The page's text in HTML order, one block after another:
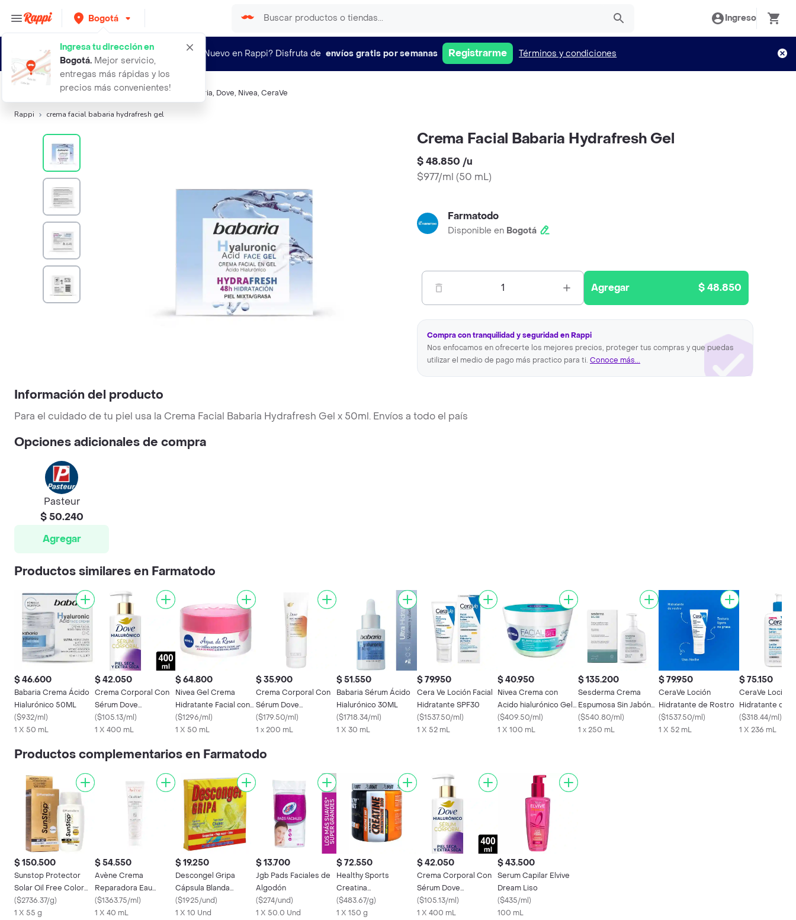
Bogotá
Ingresa tu dirección en
Bogotá. Mejor servicio,
entregas más rápidas y los
precios más convenientes!
Ingreso
¿Nuevo en Rappi? Disfruta de envíos gratis por semanas Registrarme Términos y condiciones
Búsquedas relacionadas:Humectantes faciales Babaria, Dove, Nivea, CeraVe
Rappi crema facial babaria hydrafresh gel
Crema Facial Babaria Hydrafresh Gel
$ 48.850 /u
$977/ml (50 mL)
Farmatodo
Disponible en Bogotá
1 Agregar $ 48.850
Compra con tranquilidad y seguridad en Rappi
Nos enfocamos en ofrecerte los mejores precios, proteger tus compras y que puedas
utilizar el medio de pago más practico para ti. Conoce más...
Información del producto
Para el cuidado de tu piel usa la Crema Facial Babaria Hydrafresh Gel x 50ml. Envíos a todo el país
Opciones adicionales de compra
Pasteur
$ 50.240
Agregar
Productos similares en Farmatodo
$ 46.600
Babaria Crema Ácido
Hialurónico 50ML
($932/ml)
1 X 50 mL
$ 42.050
Crema Corporal Con
Sérum Dove
Hialurónico 400 mL
($105.13/ml)
1 X 400 mL
$ 64.800
Nivea Gel Crema
Hidratante Facial con
Agua de Rosas
($1296/ml)
1 X 50 mL
$ 35.900
Crema Corporal Con
Sérum Dove
Niacinamida 200 mL
($179.50/ml)
1 x 200 mL
$ 51.550
Babaria Sérum Ácido
Hialurónico 30ML
($1718.34/ml)
1 X 30 mL
$ 79.950
Cera Ve Loción Facial
Hidratante SPF30
($1537.50/ml)
1 X 52 mL
$ 40.950
Nivea Crema con
Acido hialurónico Gel
Facial Refrescante
($409.50/ml)
1 X 100 mL
$ 135.200
Sesderma Crema
Espumosa Sin Jabón
Salises
($540.80/ml)
1 x 250 mL
$ 79.950
CeraVe Loción
Hidratante de Rostro
($1537.50/ml)
1 X 52 mL
$ 75.150
CeraVe Loción
Hidratante con
Hialurónico sin
Perfume
($318.44/ml)
1 X 236 mL
Productos complementarios en Farmatodo
$ 150.500
Sunstop Protector
Solar Oil Free Color
SPF 50+
($2736.37/g)
1 X 55 g
$ 54.550
Avène Crema
Reparadora Eau
Thermale Cicalfate+
($1363.75/ml)
1 X 40 mL
$ 19.250
Descongel Gripa
Cápsula Blanda
Gelatina
($1925/und)
1 X 10 Und
$ 13.700
Jgb Pads Faciales de
Algodón
($274/und)
1 X 50.0 Und
$ 72.550
Healthy Sports
Creatina
Monohidratada
($483.67/g)
1 X 150 g
$ 42.050
Crema Corporal Con
Sérum Dove
Hialurónico 400 mL
($105.13/ml)
1 X 400 mL
$ 43.500
Serum Capilar Elvive
Dream Liso
($435/ml)
100 mL